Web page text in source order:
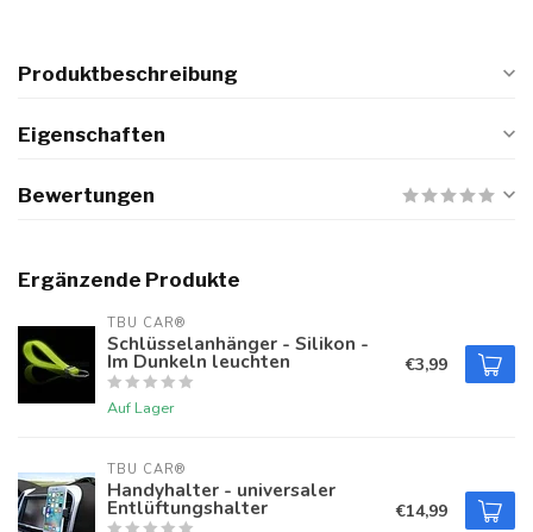
Produktbeschreibung
Eigenschaften
Bewertungen
Ergänzende Produkte
TBU CAR®
Schlüsselanhänger - Silikon -
Im Dunkeln leuchten
Auf Lager
€3,99
TBU CAR®
Handyhalter - universaler
Entlüftungshalter €14,99